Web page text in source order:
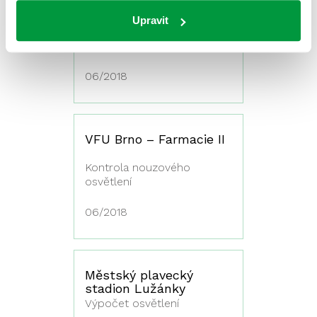
Upravit
Česká 6, Brno
nouzového osvětlení
06/2018
VFU Brno – Farmacie II
Kontrola nouzového
osvětlení
06/2018
Městský plavecký
stadion Lužánky
Výpočet osvětlení